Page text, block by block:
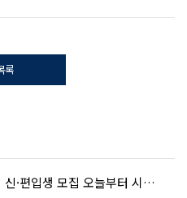
록
2026년도 1학기 신·편입생 모집 오늘부터 시작…4개 학과 신설 “AI인재·취업 경쟁력 강화”